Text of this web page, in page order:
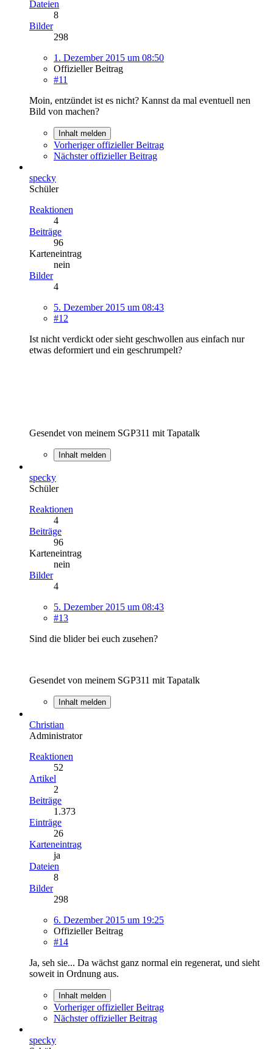
Dateien
8
Bilder
298
1. Dezember 2015 um 08:50
Offizieller Beitrag
#11
Moin, entzündet ist es nicht? Kannst da mal eventuell nen
Bild von machen?
Inhalt melden
Vorheriger offizieller Beitrag
Nächster offizieller Beitrag
specky
Schüler
Reaktionen
4
Beiträge
96
Karteneintrag
nein
Bilder
4
5. Dezember 2015 um 08:43
#12
Ist nicht verdickt oder sieht geschwollen aus einfach nur
etwas deformiert und ein geschrumpelt?
Gesendet von meinem SGP311 mit Tapatalk
Inhalt melden
specky
Schüler
Reaktionen
4
Beiträge
96
Karteneintrag
nein
Bilder
4
5. Dezember 2015 um 08:43
#13
Sind die blider bei euch zusehen?
Gesendet von meinem SGP311 mit Tapatalk
Inhalt melden
Christian
Administrator
Reaktionen
52
Artikel
2
Beiträge
1.373
Einträge
26
Karteneintrag
ja
Dateien
8
Bilder
298
6. Dezember 2015 um 19:25
Offizieller Beitrag
#14
Ja, seh sie... Da wächst ganz normal ein regenerat, und sieht
soweit in Ordnung aus.
Inhalt melden
Vorheriger offizieller Beitrag
Nächster offizieller Beitrag
specky